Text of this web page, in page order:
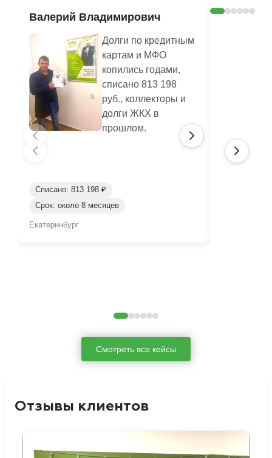
Валерий Владимирович
Долги по кредитным
картам и МФО
копились годами,
списано 813 198
руб., коллекторы и
долги ЖКХ в
прошлом.
Списано: 813 198 ₽
Срок: около 8 месяцев
Екатеринбург
Смотреть все кейсы
Отзывы клиентов